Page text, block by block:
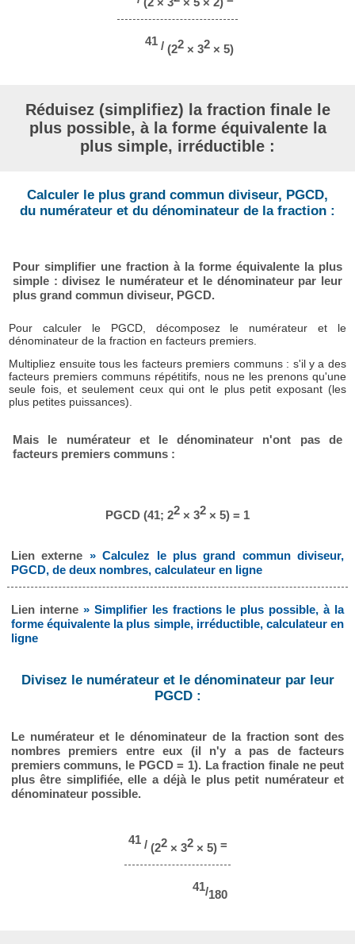
41 / (22 × 32 × 5)
Réduisez (simplifiez) la fraction finale le
plus possible, à la forme équivalente la
plus simple, irréductible :
Calculer le plus grand commun diviseur, PGCD,
du numérateur et du dénominateur de la fraction :
Pour simplifier une fraction à la forme équivalente la plus
simple : divisez le numérateur et le dénominateur par leur
plus grand commun diviseur, PGCD.
Pour calculer le PGCD, décomposez le numérateur et le
dénominateur de la fraction en facteurs premiers.
Multipliez ensuite tous les facteurs premiers communs : s'il y a des
facteurs premiers communs répétitifs, nous ne les prenons qu'une
seule fois, et seulement ceux qui ont le plus petit exposant (les
plus petites puissances).
Mais le numérateur et le dénominateur n'ont pas de
facteurs premiers communs :
PGCD (41; 22 × 32 × 5) = 1
Lien externe » Calculez le plus grand commun diviseur,
PGCD, de deux nombres, calculateur en ligne
Lien interne » Simplifier les fractions le plus possible, à la
forme équivalente la plus simple, irréductible, calculateur en
ligne
Divisez le numérateur et le dénominateur par leur
PGCD :
Le numérateur et le dénominateur de la fraction sont des
nombres premiers entre eux (il n'y a pas de facteurs
premiers communs, le PGCD = 1). La fraction finale ne peut
plus être simplifiée, elle a déjà le plus petit numérateur et
dénominateur possible.
41/ (22× 32× 5)=
41/180